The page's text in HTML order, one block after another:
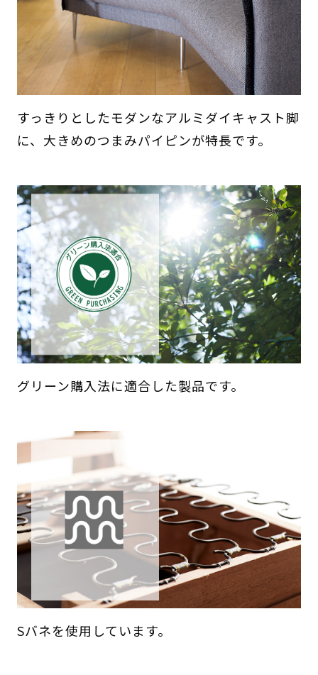
すっきりとしたモダンなアルミダイキャスト脚
に、大きめのつまみパイピンが特長です。
グリーン購入法に適合した製品です。
Sバネを使用しています。